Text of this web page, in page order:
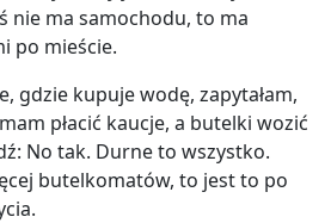
nie ma samochodu, to ma
po mieście.
gdzie kupuje wodę, zapytałam,
płacić kaucje, a butelki wozić
No tak. Durne to wszystko.
butelkomatów, to jest to po